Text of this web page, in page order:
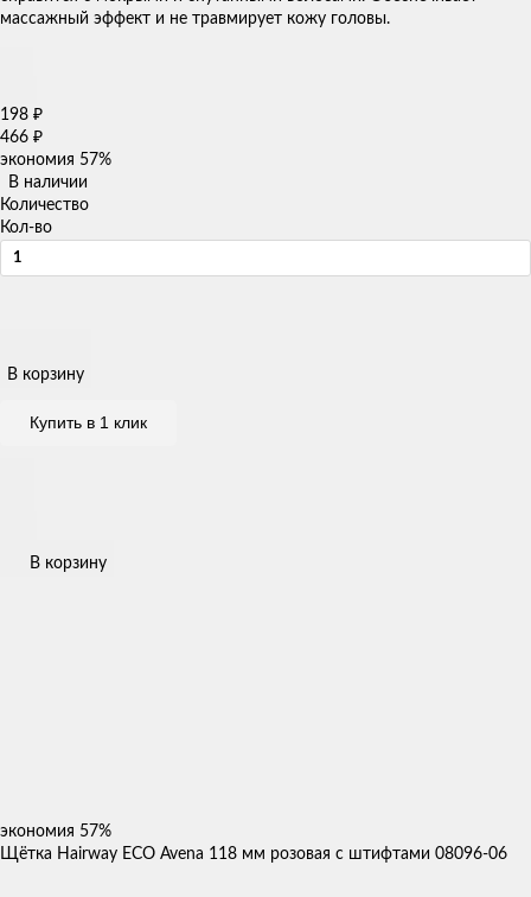
массажный эффект и не травмирует кожу головы.
198 ₽
466 ₽
экономия 57%
В наличии
Количество
Кол-во
В корзину
Купить в 1 клик
В корзину
экономия 57%
Щётка Hairway ECO Avena 118 мм розовая с штифтами 08096-06